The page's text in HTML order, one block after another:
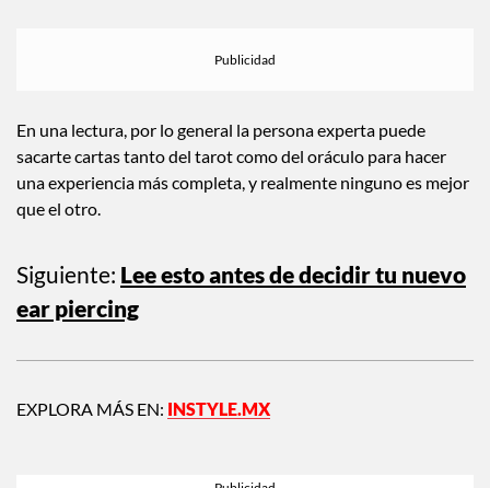
cuentos. Con las cartas del oráculo, por otro lado, es más
En una lectura, por lo general la persona experta puede
una experiencia más completa, y realmente ninguno es mejor
que el otro.
Siguiente:Lee esto antes de decidir tu nuevo
ear piercing